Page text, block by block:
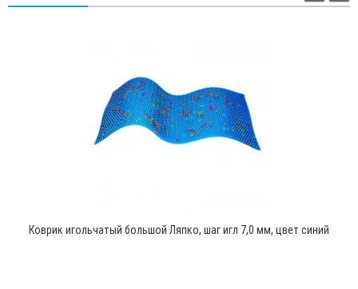
Коврик игольчатый большой Ляпко, шаг игл 7,0 мм, цвет синий